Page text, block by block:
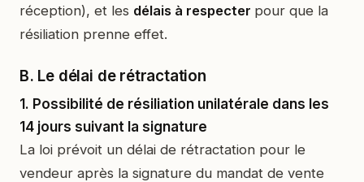
réception), et les délais à respecter pour que la
résiliation prenne effet.
B. Le délai de rétractation
1. Possibilité de résiliation unilatérale dans les
14 jours suivant la signature
La loi prévoit un délai de rétractation pour le
vendeur après la signature du mandat de vente